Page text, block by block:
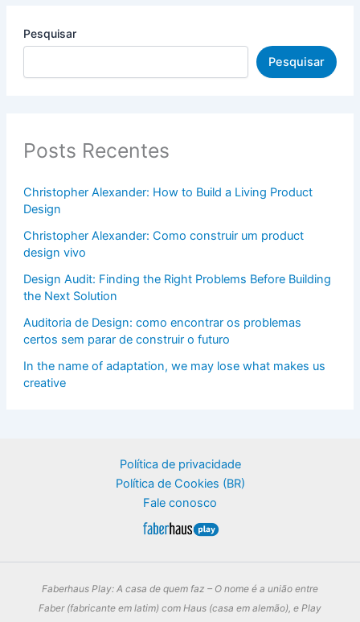
Pesquisar
Pesquisar
Posts Recentes
Christopher Alexander: How to Build a Living Product
Design
Christopher Alexander: Como construir um product
design vivo
Design Audit: Finding the Right Problems Before Building
the Next Solution
Auditoria de Design: como encontrar os problemas
certos sem parar de construir o futuro
In the name of adaptation, we may lose what makes us
creative
Política de privacidade
Política de Cookies (BR)
Fale conosco
Faberhaus Play: A casa de quem faz – O nome é a união entre
Faber (fabricante em latim) com Haus (casa em alemão), e Play